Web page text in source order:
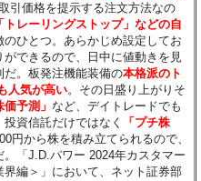
引価格を提示する注文方法なの
トレーリングストップ」などの自
のひとつ。あらかじめ設定してお
できるので、日中に値動きを見
だ。板発注機能装備の本格派のト
人気が高い。その日盛り上がりそ
予測」 など、デイトレードでも
資信託だけではなく
「プチ株
円から株を積み立てられるので、
「J.D.パワー 2024年カスタマー
編＞」において、ネット証券部